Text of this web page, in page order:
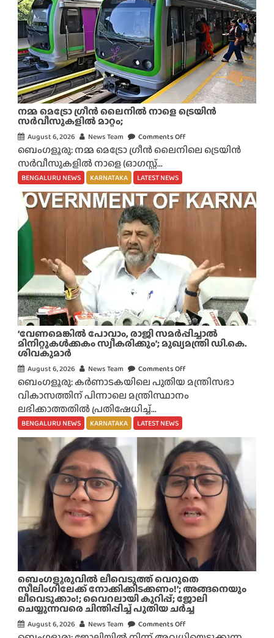
നമ്മ മെട്രോ ഗ്രീൻ ലൈനിൽ നാളെ ട്രെയിൻ
സർവീസുകളിൽ മാറ്റം;
August 6, 2026 News Team Comments Off
n
മെ
ട്രോ
നി
ൽ
നാ
ളെ
ട്രെ
യി
ൻ
സ
വീ
സു
മാ
റ്റം
;
ബെംഗളൂരു: നമ്മ മെട്രോ ഗ്രീൻ ലൈനിലെ ട്രെയിൻ
സർവീസുകളിൽ നാളെ (ഓഗസ്റ്റ്...
BENGALURU NEWS KARNATAKA LATEST NEWS
‘വേണമെങ്കിൽ പോവാം, രാജി സമർപ്പിച്ചാൽ
മിനിറ്റുകൾക്കകം സ്വീകരിക്കും’; മുഖ്യമന്ത്രി ഡി.കെ.
ശിവകുമാർ
August 6, 2026 News Team Comments Off
n
‘
മെ
ങ്കി
ൽ
പോ
വാം
,
രാ
ജി
സ
മ
ർ
പ്പി
ച്ചാ
ൽ
ബെംഗളൂരു: കർണാടകയിലെ പുതിയ മന്ത്രിസഭാ
വികാസത്തിന് പിന്നാലെ മന്ത്രിസ്ഥാനം
ലഭിക്കാത്തതിൽ പ്രതിഷേധിച്ച്...
BENGALURU NEWS KARNATAKA LATEST NEWS
ബെം​ഗളൂരുവിൽ ലീവെടുത്ത് വെറുതെ
സീലിംഗിലേക്ക് നോക്കിക്കിടക്കണം!’; അങ്ങനെയും
ലീവെടുക്കാം!; വൈറലായി കുറിപ്പ്; ജോലി
ചെയ്യുന്നവരെ ചിന്തിപ്പിച്ച് പുതിയ ചർച്ച
August 6, 2026 News Team Comments Off